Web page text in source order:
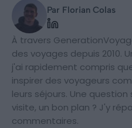
Par Florian Colas
À travers
des voyages depuis 2010.
j'ai rapidement compris
inspirer des voyageurs
leurs séjours. Une
visite, un bon plan ? J'y
commentaires.